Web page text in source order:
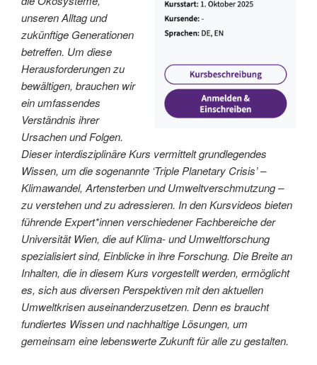
unseren Alltag und
zukünftige Generationen
betreffen. Um diese
Herausforderungen zu
bewältigen, brauchen wir
ein umfassendes
Verständnis ihrer
Ursachen und Folgen.
Dieser interdisziplinäre Kurs vermittelt grundlegendes
Wissen, um die sogenannte ‘Triple Planetary Crisis’ –
Klimawandel, Artensterben und Umweltverschmutzung –
zu verstehen und zu adressieren. In den Kursvideos bieten
führende Expert*innen verschiedener Fachbereiche der
Universität Wien, die auf Klima- und Umweltforschung
spezialisiert sind, Einblicke in ihre Forschung. Die Breite an
Inhalten, die in diesem Kurs vorgestellt werden, ermöglicht
es, sich aus diversen Perspektiven mit den aktuellen
Umweltkrisen auseinanderzusetzen. Denn es braucht
fundiertes Wissen und nachhaltige Lösungen, um
gemeinsam eine lebenswerte Zukunft für alle zu gestalten.